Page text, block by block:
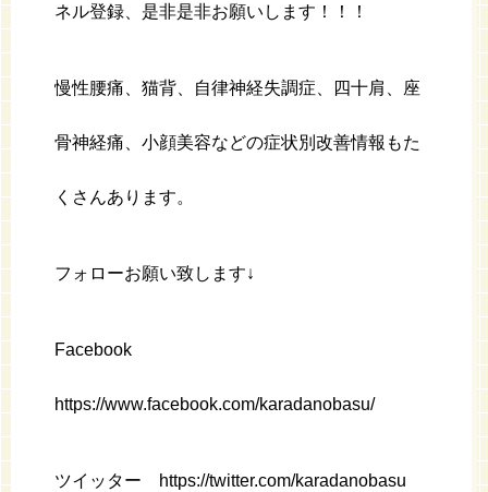
ネル登録、是非是非お願いします！！！
慢性腰痛、猫背、自律神経失調症、四十肩、座
骨神経痛、小顔美容などの症状別改善情報もた
くさんあります。
フォローお願い致します↓
Facebook
https://www.facebook.com/karadanobasu/
ツイッター https://twitter.com/karadanobasu